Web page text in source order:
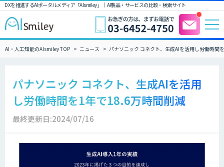
DXを推進するAIポータルメディア「AIsmiley」｜ AI製品・サービスの比較・検索サイト
AI・人工知能のAIsmiley TOP ニュース パナソニック コネクト、生成AIを活用し労働時間
パナソニック コネクト、生成AIを活用
し労働時間を1年で18.6万時間削減
最終更新日:2024/07/16